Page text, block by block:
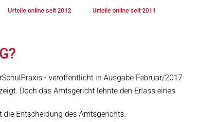
Urteile online seit 2012 Urteile online seit 2011
- veröffentlicht in Ausgabe Februar/2017
Doch das Amtsgericht lehnte den Erlass eines
Entscheidung des Amtsgerichts.